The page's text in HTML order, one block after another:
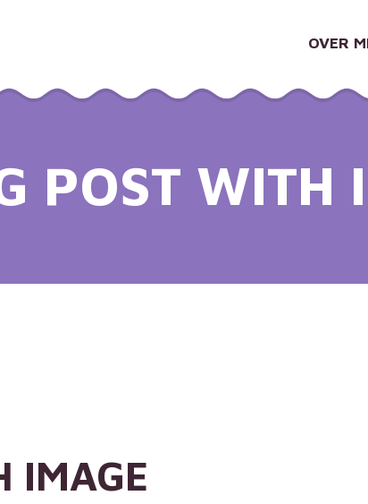
OVER
POST WITH
IMAGE